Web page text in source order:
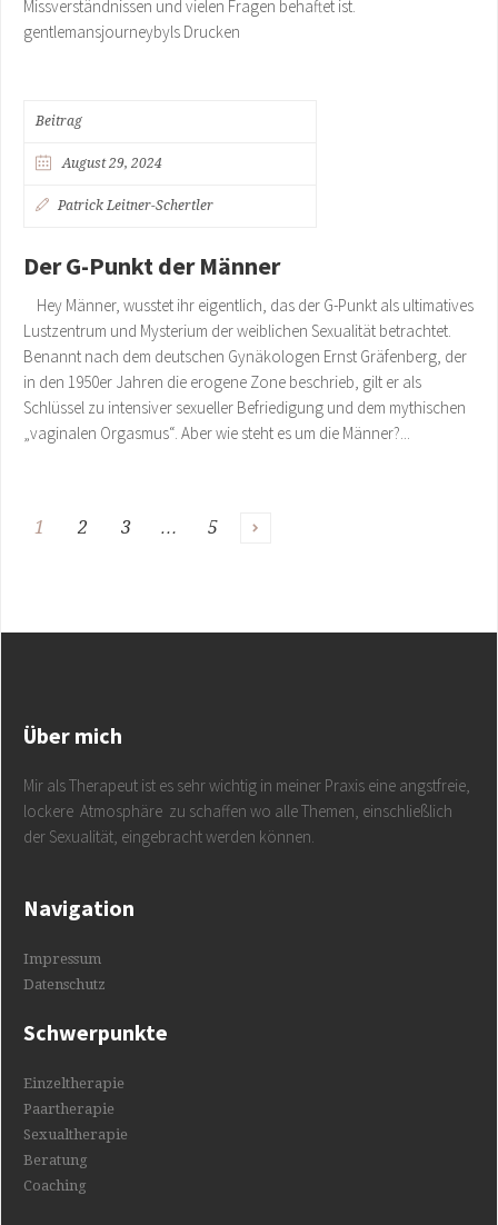
Missverständnissen und vielen Fragen behaftet ist.
gentlemansjourneybyls Drucken
Beitrag
August 29, 2024
Patrick Leitner-Schertler
Der G-Punkt der Männer
Hey Männer, wusstet ihr eigentlich, das der G-Punkt als ultimatives
Lustzentrum und Mysterium der weiblichen Sexualität betrachtet.
Benannt nach dem deutschen Gynäkologen Ernst Gräfenberg, der
in den 1950er Jahren die erogene Zone beschrieb, gilt er als
Schlüssel zu intensiver sexueller Befriedigung und dem mythischen
„vaginalen Orgasmus“. Aber wie steht es um die Männer?...
1 2 3 … 5
Über mich
Mir als Therapeut ist es sehr wichtig in meiner Praxis eine angstfreie,
lockere Atmosphäre zu schaffen wo alle Themen, einschließlich
der Sexualität, eingebracht werden können.
Navigation
Impressum
Datenschutz
Schwerpunkte
Einzeltherapie
Paartherapie
Sexualtherapie
Beratung
Coaching